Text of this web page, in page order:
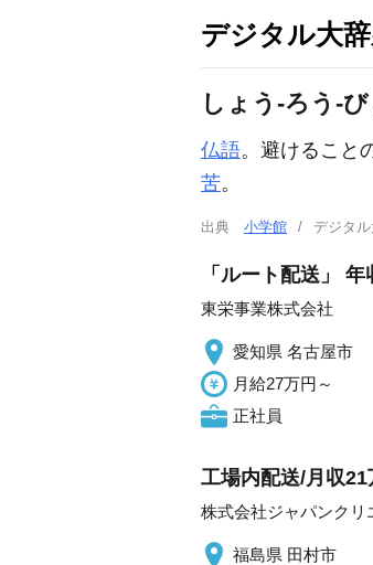
デジタル大
しょう‐ろう‐
仏語。避けること
苦。
出典 小学館 デジタ
「ルート配送」
東栄事業株式会社
愛知県 名古屋市
月給27万円～
正社員
工場内配送/月収
株式会社ジャパンクリ
福島県 田村市